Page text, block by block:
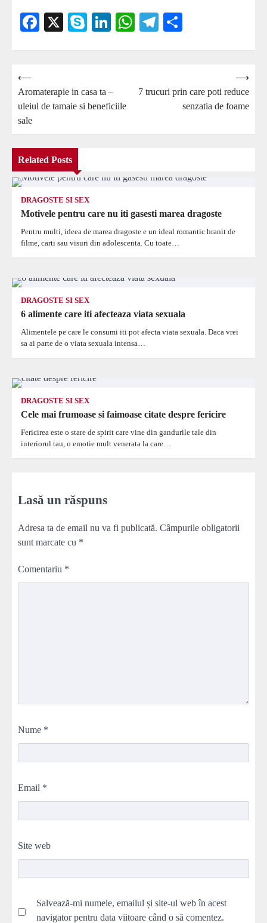
Facebook
X SkypeLinkedIn
WhatsApp
Telegram
Navigare
în
articole
⟵
Aromaterapie in casa ta –
uleiul de tamaie si beneficiile
sale
7 trucuri prin care poti reduce
senzatia de foame
⟶
Related Posts
DRAGOSTE SI SEX
Motivele pentru care nu iti gasesti marea dragoste
Pentru multi, ideea de marea dragoste e un ideal romantic hranit de
filme, carti sau visuri din adolescenta. Cu toate…
DRAGOSTE SI SEX
6 alimente care iti afecteaza viata sexuala
Alimentele pe care le consumi iti pot afecta viata sexuala. Daca vrei
sa ai parte de o viata sexuala intensa…
DRAGOSTE SI SEX
Cele mai frumoase si faimoase citate despre fericire
Fericirea este o stare de spirit care vine din gandurile tale din
interiorul tau, o emotie mult venerata la care…
Lasă un răspuns
Adresa ta de email nu va fi publicată. Câmpurile obligatorii
sunt marcate cu *
Comentariu *
Nume *
Email *
Site web
Salvează-mi numele, emailul și site-ul web în acest
navigator pentru data viitoare când o să comentez.